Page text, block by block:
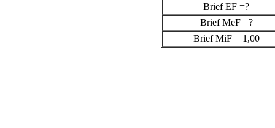
Brief EF =?
Brief MeF =?
Brief MiF = 1,00